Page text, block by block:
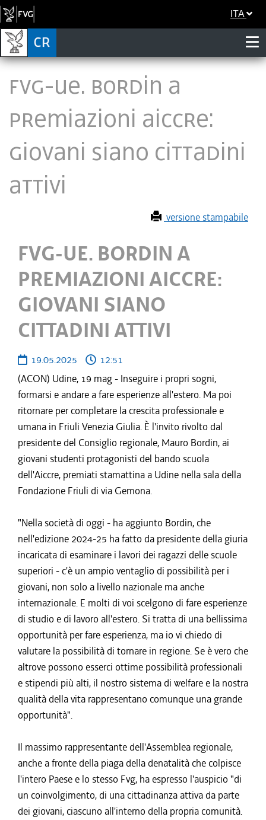
ITA
FVG-UE. BORDIN A
PREMIAZIONI AICCRE:
GIOVANI SIANO CITTADINI
ATTIVI
versione stampabile
FVG-UE. BORDIN A
PREMIAZIONI AICCRE:
GIOVANI SIANO
CITTADINI ATTIVI
19.05.2025
12:51
(ACON) Udine, 19 mag - Inseguire i propri sogni,
formarsi e andare a fare esperienze all'estero. Ma poi
ritornare per completare la crescita professionale e
umana in Friuli Venezia Giulia. È l'invito rivolto dal
presidente del Consiglio regionale, Mauro Bordin, ai
giovani studenti protagonisti del bando scuola
dell'Aiccre, premiati stamattina a Udine nella sala della
Fondazione Friuli di via Gemona.
"Nella società di oggi - ha aggiunto Bordin, che
nell'edizione 2024-25 ha fatto da presidente della giuria
incaricata di esaminare i lavori dei ragazzi delle scuole
superiori - c'è un ampio ventaglio di possibilità per i
giovani, non solo a livello nazionale ma anche
internazionale. E molti di voi scelgono di fare esperienze
di studio e di lavoro all'estero. Si tratta di una bellissima
opportunità per fare esperienza, ma io vi chiedo di
valutare la possibilità di tornare in regione. Se è vero che
altrove possono esserci ottime possibilità professionali
e stipendi più alti, il nostro sistema di welfare e la nostra
qualità della vita rappresentano comunque una grande
opportunità".
Il massimo rappresentante dell'Assemblea regionale,
anche a fronte della piaga della denatalità che colpisce
l'intero Paese e lo stesso Fvg, ha espresso l'auspicio "di
un coinvolgimento, di una cittadinanza attiva da parte
dei giovani, ciascuno all'interno della propria comunità.